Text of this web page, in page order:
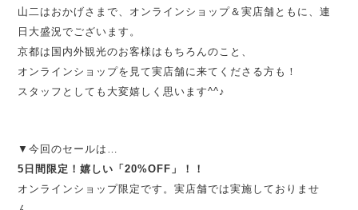
山二はおかげさまで、オンラインショップ＆実店舗ともに、連
日大盛況でございます。
京都は国内外観光のお客様はもちろんのこと、
オンラインショップを見て実店舗に来てくださる方も！
スタッフとしても大変嬉しく思います^^♪
▼今回のセールは…
5日間限定！嬉しい「20%OFF」！！
オンラインショップ限定です。実店舗では実施しておりませ